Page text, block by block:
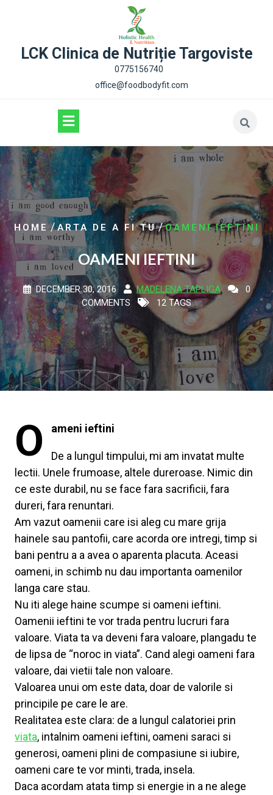
LCK Clinica de Nutriție Targoviste
0775156740
office@foodbodyfit.com
HOME/ARTA DE A FI TU/OAMENI IEFTINI
OAMENI IEFTINI
DECEMBER 30, 2016 MADELENA TAPLIGA
0
COMMENTS
12 TAGS
O ameni ieftini
De a lungul timpului, mi am invatat multe
lectii. Unele frumoase, altele dureroase. Nimic din
ce este durabil, nu se face fara sacrificii, fara
dureri, fara renuntari.
Am vazut oamenii care isi aleg cu mare grija
hainele sau pantofii, care acorda ore intregi, timp si
bani pentru a a avea o aparenta placuta. Aceasi
oameni, in schimb nu dau importanta oamenilor
langa care stau.
Nu iti alege haine scumpe si oameni ieftini.
Oamenii ieftini te vor trada pentru lucruri fara
valoare. Viata ta va deveni fara valoare, plangadu te
de lipsa de “noroc in viata”. Cand alegi oameni fara
valoare, dai vietii tale non valoare.
Valoarea unui om este data, doar de valorile si
principile pe care le are.
Realitatea este clara: de a lungul calatoriei prin
viata, intalnim oameni ieftini, oameni saraci si
generosi, oameni plini de compasiune si iubire,
oameni care te vor minti, trada, insela.
Daca acordam atata timp si energie in a ne alege